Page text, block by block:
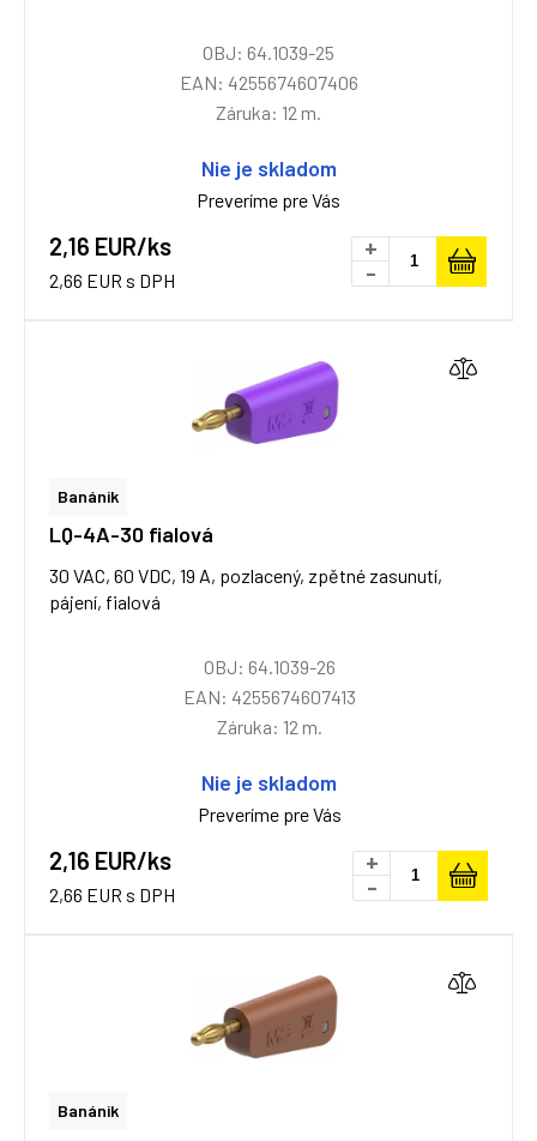
OBJ: 64.1039-25
EAN: 4255674607406
Záruka: 12 m.
Nie je skladom
Preveríme pre Vás
2,16 EUR/ks
2,66 EUR s DPH
+
-
Banánik
LQ-4A-30 fialová
30 VAC, 60 VDC, 19 A, pozlacený, zpětné zasunutí,
pájení, fialová
OBJ: 64.1039-26
EAN: 4255674607413
Záruka: 12 m.
Nie je skladom
Preveríme pre Vás
2,16 EUR/ks
2,66 EUR s DPH
+
-
Banánik